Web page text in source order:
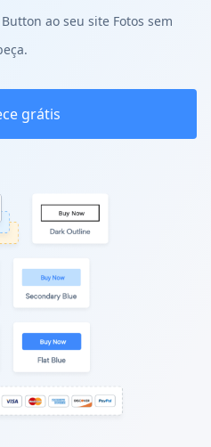
ao seu site Fotos sem
grátis